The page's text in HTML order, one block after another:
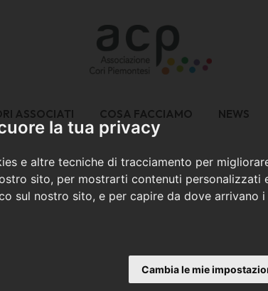
la tua privacy
e altre tecniche di tracciamento per
sito, per mostrarti contenuti personalizzati
sul nostro sito, e per capire da dove arrivano
Cambia le mie
ASSOCIATI COSA FACCIAMO NEWS